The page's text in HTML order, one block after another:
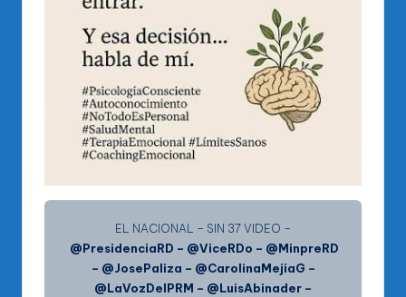
EL NACIONAL – SIN 37 VIDEO –
@PresidenciaRD – @ViceRDo – @MinpreRD
– @JosePaliza – @CarolinaMejiaG –
@LaVozDelPRM – @LuisAbinader –